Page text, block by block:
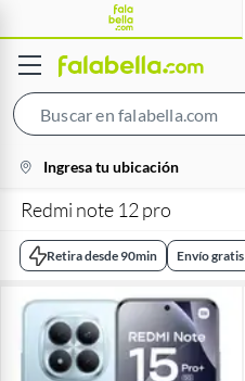
location-
icon
Ingresa tu ubicación
Redmi note 12 pro
Retira desde 90min Envío gratis